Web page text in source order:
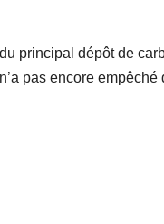
principal dépôt de
pas encore empêché